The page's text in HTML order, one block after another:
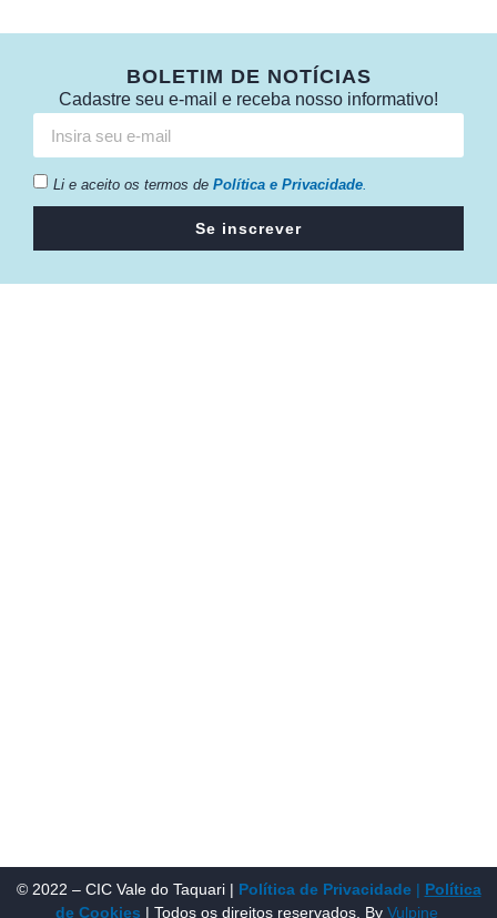
BOLETIM DE NOTÍCIAS
Cadastre seu e-mail e receba nosso informativo!
Li e aceito os termos de Política e Privacidade.
Se inscrever
© 2022 – CIC Vale do Taquari | Política de Privacidade| Política
de Cookies | Todos os direitos reservados. By Vulpine